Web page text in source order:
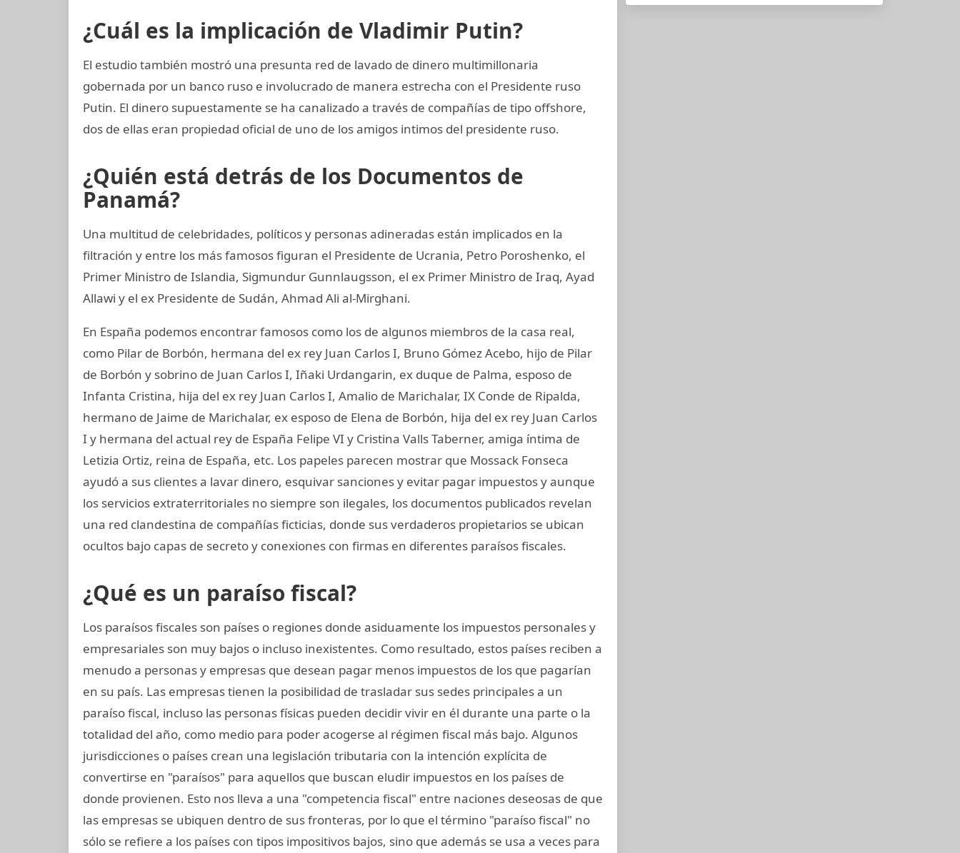
¿Cuál es la implicación de Vladimir Putin?
El estudio también mostró una presunta red de lavado de dinero multimillonaria
gobernada por un banco ruso e involucrado de manera estrecha con el Presidente ruso
Putin. El dinero supuestamente se ha canalizado a través de compañías de tipo offshore,
dos de ellas eran propiedad oficial de uno de los amigos intimos del presidente ruso.
¿Quién está detrás de los Documentos de
Panamá?
Una multitud de celebridades, políticos y personas adineradas están implicados en la
filtración y entre los más famosos figuran el Presidente de Ucrania, Petro Poroshenko, el
Primer Ministro de Islandia, Sigmundur Gunnlaugsson, el ex Primer Ministro de Iraq, Ayad
Allawi y el ex Presidente de Sudán, Ahmad Ali al-Mirghani.
En España podemos encontrar famosos como los de algunos miembros de la casa real,
como Pilar de Borbón, hermana del ex rey Juan Carlos I, Bruno Gómez Acebo, hijo de Pilar
de Borbón y sobrino de Juan Carlos I, Iñaki Urdangarin, ex duque de Palma, esposo de
Infanta Cristina, hija del ex rey Juan Carlos I, Amalio de Marichalar, IX Conde de Ripalda,
hermano de Jaime de Marichalar, ex esposo de Elena de Borbón, hija del ex rey Juan Carlos
I y hermana del actual rey de España Felipe VI y Cristina Valls Taberner, amiga íntima de
Letizia Ortiz, reina de España, etc. Los papeles parecen mostrar que Mossack Fonseca
ayudó a sus clientes a lavar dinero, esquivar sanciones y evitar pagar impuestos y aunque
los servicios extraterritoriales no siempre son ilegales, los documentos publicados revelan
una red clandestina de compañías ficticias, donde sus verdaderos propietarios se ubican
ocultos bajo capas de secreto y conexiones con firmas en diferentes paraísos fiscales.
¿Qué es un paraíso fiscal?
Los paraísos fiscales son países o regiones donde asiduamente los impuestos personales y
empresariales son muy bajos o incluso inexistentes. Como resultado, estos países reciben a
menudo a personas y empresas que desean pagar menos impuestos de los que pagarían
en su país. Las empresas tienen la posibilidad de trasladar sus sedes principales a un
paraíso fiscal, incluso las personas físicas pueden decidir vivir en él durante una parte o la
totalidad del año, como medio para poder acogerse al régimen fiscal más bajo. Algunos
jurisdicciones o países crean una legislación tributaria con la intención explícita de
convertirse en "paraísos" para aquellos que buscan eludir impuestos en los países de
donde provienen. Esto nos lleva a una "competencia fiscal" entre naciones deseosas de que
las empresas se ubiquen dentro de sus fronteras, por lo que el término "paraíso fiscal" no
sólo se refiere a los países con tipos impositivos bajos, sino que además se usa a veces para